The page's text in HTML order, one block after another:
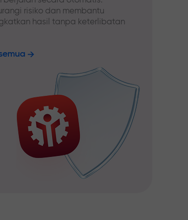
risiko dan membantu
hasil tanpa keterlibatan